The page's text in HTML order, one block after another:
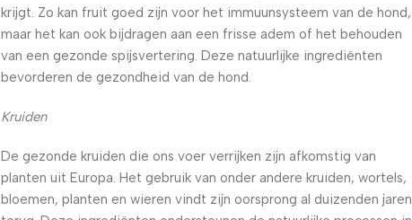
krijgt. Zo kan fruit goed zijn voor het immuunsysteem van de hond,
maar het kan ook bijdragen aan een frisse adem of het behouden
van een gezonde spijsvertering. Deze natuurlijke ingrediënten
bevorderen de gezondheid van de hond.
Kruiden
De gezonde kruiden die ons voer verrijken zijn afkomstig van
planten uit Europa. Het gebruik van onder andere kruiden, wortels,
bloemen, planten en wieren vindt zijn oorsprong al duizenden jaren